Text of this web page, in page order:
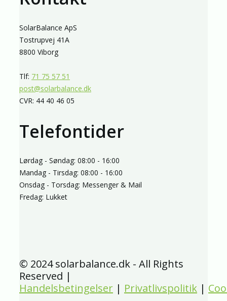
SolarBalance ApS
Tostrupvej 41A
8800 Viborg
Tlf: 71 75 57 51
post@solarbalance.dk
CVR: 44 40 46 05
Telefontider
Lørdag - Søndag: 08:00 - 16:00
Mandag - Tirsdag: 08:00 - 16:00
Onsdag - Torsdag: Messenger & Mail
Fredag: Lukket
© 2024 solarbalance.dk - All Rights
Reserved |
Handelsbetingelser | Privatlivspolitik |